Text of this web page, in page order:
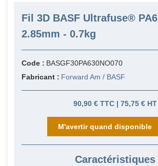
Fil 3D BASF Ultrafuse®
2.85mm - 0.7kg
Code : BASGF30PA630NO070
Fabricant : Forward Am / BASF
90,90 € TTC | 75,75 € HT
M'avertir quand disponible
Caractéristiques